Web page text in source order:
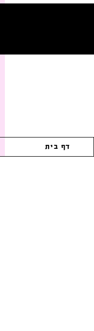
דף בית